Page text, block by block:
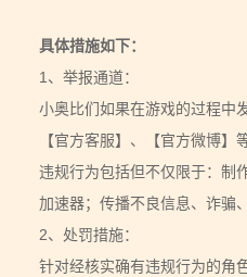
具体措施如下：
1、举报通道：
小奥比们如果在游戏的过程中
【官方客服】、【官方微博】
违规行为包括但不仅限于：制
加速器；传播不良信息、诈骗
2、处罚措施：
针对经核实确有违规行为的角